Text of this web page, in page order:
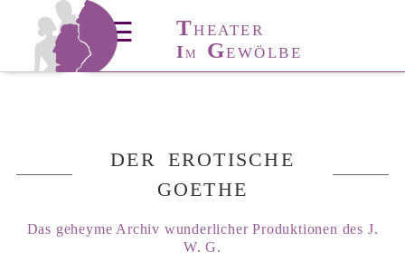
THÜRINGER
T ANZ- A KADEMIE
☰ THEATER
IM GEWÖLBE
DER EROTISCHE
GOETHE
Das geheyme Archiv wunderlicher Produktionen des J.
W. G.